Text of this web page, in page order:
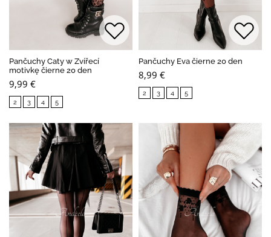
Pančuchy Caty w Zvířecí
motivkę čierne 20 den
9,99 €
2 3 4 5
Pančuchy Eva čierne 20 den
8,99 €
2 3 4 5